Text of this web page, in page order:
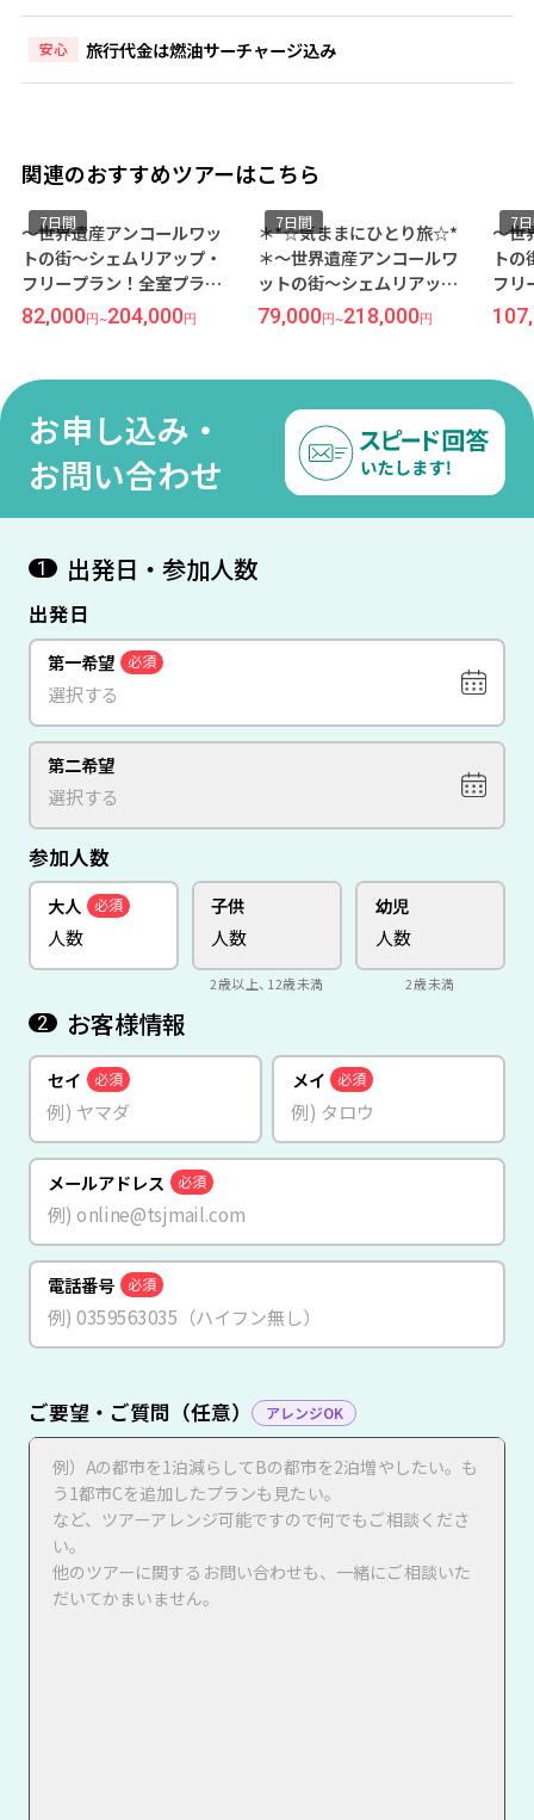
安心 旅行代金は燃油サーチャージ込み
関連のおすすめツアーはこちら
～世界遺産アンコールワッ
トの街～シェムリアップ・
フリープラン！全室プライ
ベートバルコニー付きの5ッ
星ホテル『ソマデヴィ ブテ
間《関空発／ベトジェット
み●
7日間
82,000円~204,000円
＊*☆気ままにひとり旅☆*
＊～世界遺産アンコールワ
ットの街～シェムリアッ
プ・フリープラン！日本語
スタッフ常駐で安心！コス
テル『ザ コッカトゥ ネイチ
ャー リゾート＆スパ』宿泊
7日間《成田発／ベトジェッ
ト利用》●受託手荷物20KG
込み●
7日間
79,000円~218,000円
～世
ト
フリ
ーケ
ダ
アヴ
7日
ト
7
お申し込み・
お問い合わせ
1 出発日・参加人数
出発日
第一希望 必須
第二希望
参加人数
大人 必須 子供
2歳以上、12歳未満
幼児
2歳未満
2 お客様情報
セイ 必須 メイ 必須
メールアドレス 必須
電話番号 必須
ご要望・ご質問（任意） アレンジOK